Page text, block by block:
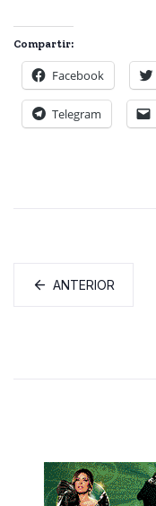
Compartir:
Facebook
Telegram
ANTERIOR